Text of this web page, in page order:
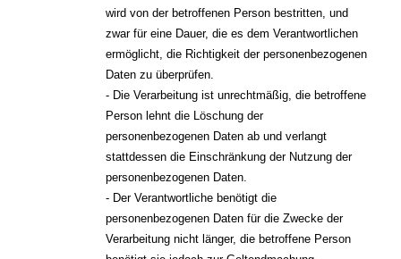
wird von der betroffenen Person bestritten, und
zwar für eine Dauer, die es dem Verantwortlichen
ermöglicht, die Richtigkeit der personenbezogenen
Daten zu überprüfen.
- Die Verarbeitung ist unrechtmäßig, die betroffene
Person lehnt die Löschung der
personenbezogenen Daten ab und verlangt
stattdessen die Einschränkung der Nutzung der
personenbezogenen Daten.
- Der Verantwortliche benötigt die
personenbezogenen Daten für die Zwecke der
Verarbeitung nicht länger, die betroffene Person